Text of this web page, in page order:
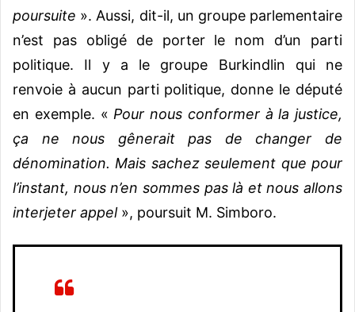
poursuite ». Aussi, dit-il, un groupe parlementaire
n’est pas obligé de porter le nom d’un parti
politique. Il y a le groupe Burkindlin qui ne
renvoie à aucun parti politique, donne le député
en exemple. « Pour nous conformer à la justice,
ça ne nous gênerait pas de changer de
dénomination. Mais sachez seulement que pour
l’instant, nous n’en sommes pas là et nous allons
interjeter appel», poursuit M. Simboro.